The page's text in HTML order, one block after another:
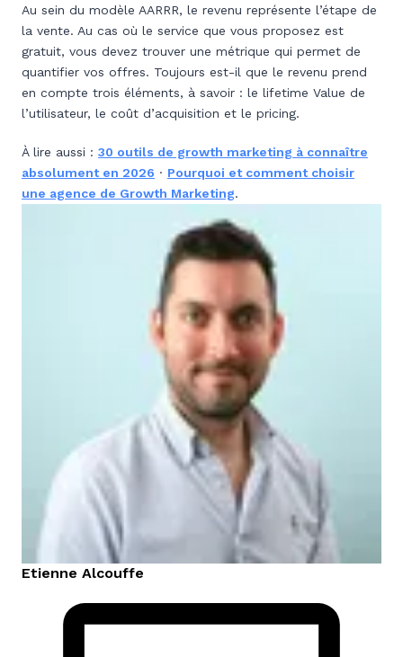
Au sein du modèle AARRR, le revenu représente l’étape de
la vente. Au cas où le service que vous proposez est
gratuit, vous devez trouver une métrique qui permet de
quantifier vos offres. Toujours est-il que le revenu prend
en compte trois éléments, à savoir : le lifetime Value de
l’utilisateur, le coût d’acquisition et le pricing.
À lire aussi : 30 outils de growth marketing à connaître
absolument en 2026 · Pourquoi et comment choisir
une agence de Growth Marketing.
Etienne Alcouffe